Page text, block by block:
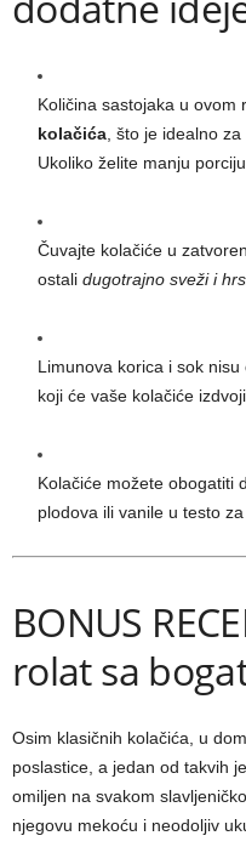
Količina sastojaka u ovom
kolačića , što je idealno
Ukoliko želite manju
Čuvajte kolačiće u
ostali dugotrajno sveži i
Limunova korica i sok
koji će vaše kolačiće
Kolačiće možete obogatiti
plodova ili vanile u testo
BONUS
rolat sa
Osim klasičnih kolačića, u
poslastice, a jedan od takvih
omiljen na svakom
njegovu mekoću i neodoljiv